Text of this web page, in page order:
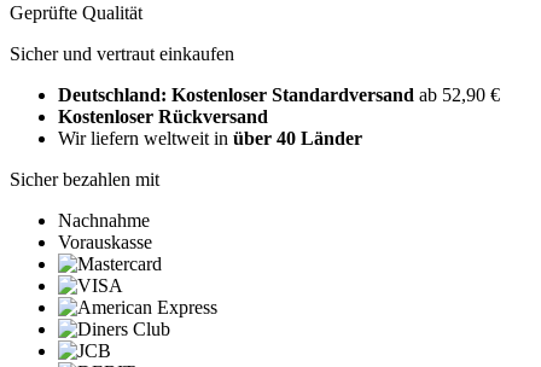
Geprüfte Qualität
Sicher und vertraut einkaufen
Deutschland: Kostenloser Standardversand ab 52,90 €
Kostenloser Rückversand
Wir liefern weltweit in über 40 Länder
Sicher bezahlen mit
Nachnahme
Vorauskasse